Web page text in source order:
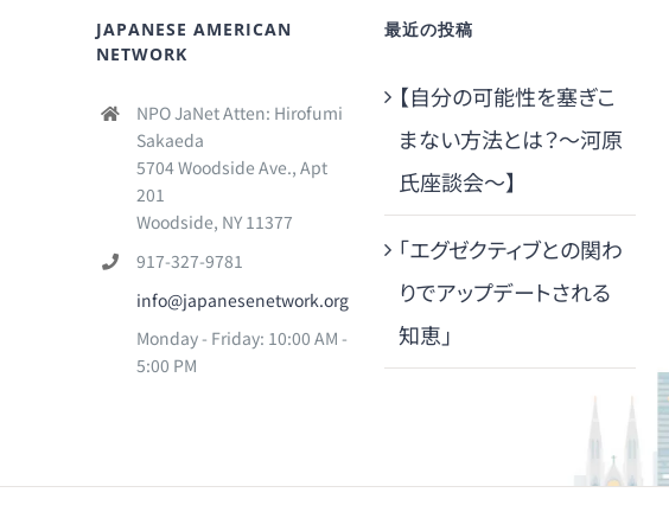
JAPANESE AMERICAN
NETWORK
NPO JaNet Atten: Hirofumi
Sakaeda
5704 Woodside Ave., Apt
201
Woodside, NY 11377
917-327-9781
info@japanesenetwork.org
Monday - Friday: 10:00 AM -
5:00 PM
最近の投稿
【自分の可能性を塞ぎこ
まない方法とは？～河原
氏座談会～】
「エグゼクティブとの関わ
りでアップデートされる
知恵」